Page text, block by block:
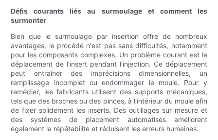
Défis courants liés au surmoulage et comment les
surmonter
Bien que le surmoulage par insertion offre de nombreux
avantages, le procédé n'est pas sans difficultés, notamment
pour les composants complexes. Un problème courant est le
déplacement de l'insert pendant l'injection. Ce déplacement
peut entraîner des imprécisions dimensionnelles, un
remplissage incomplet ou endommager le moule. Pour y
remédier, les fabricants utilisent des supports mécaniques,
tels que des broches ou des pinces, à l'intérieur du moule afin
de fixer solidement les inserts. Des outillages sur mesure et
des systèmes de placement automatisés améliorent
également la répétabilité et réduisent les erreurs humaines.